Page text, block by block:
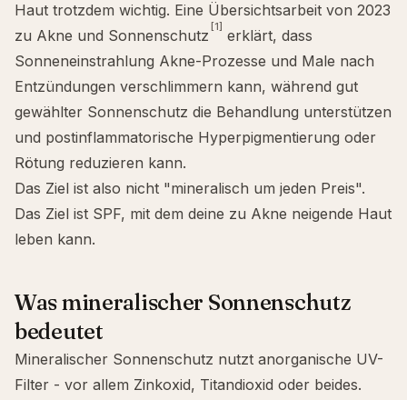
Haut trotzdem wichtig. Eine Übersichtsarbeit von 2023
zu Akne und Sonnenschutz [1] erklärt, dass
Sonneneinstrahlung Akne-Prozesse und Male nach
Entzündungen verschlimmern kann, während gut
gewählter Sonnenschutz die Behandlung unterstützen
und postinflammatorische Hyperpigmentierung oder
Rötung reduzieren kann.
Das Ziel ist also nicht "mineralisch um jeden Preis".
Das Ziel ist SPF, mit dem deine zu Akne neigende Haut
leben kann.
Was mineralischer Sonnenschutz
bedeutet
Mineralischer Sonnenschutz nutzt anorganische UV-
Filter - vor allem Zinkoxid, Titandioxid oder beides.